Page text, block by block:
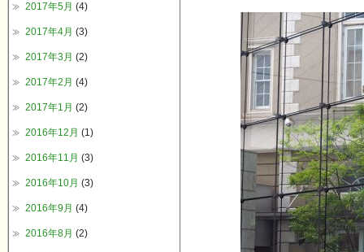
2017年5月 (4)
2017年4月 (3)
2017年3月 (2)
2017年2月 (4)
2017年1月 (2)
2016年12月 (1)
2016年11月 (3)
2016年10月 (3)
2016年9月 (4)
2016年8月 (2)